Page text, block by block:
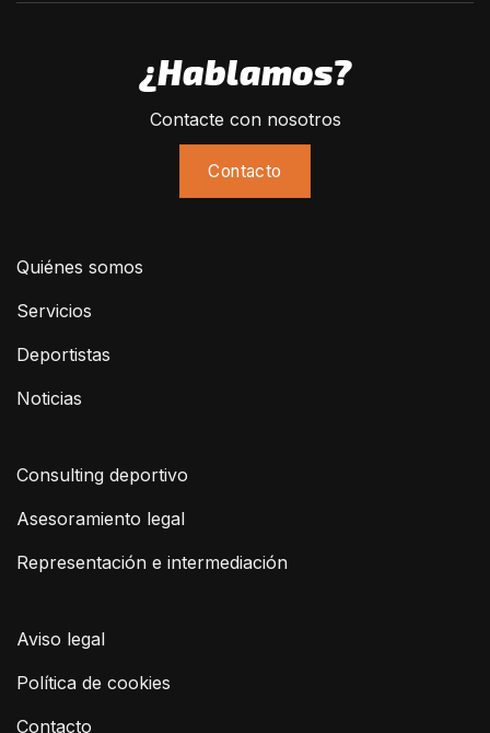
¿Hablamos?
Contacte con nosotros
Contacto
Quiénes somos
Servicios
Deportistas
Noticias
Consulting deportivo
Asesoramiento legal
Representación e intermediación
Aviso legal
Política de cookies
Contacto